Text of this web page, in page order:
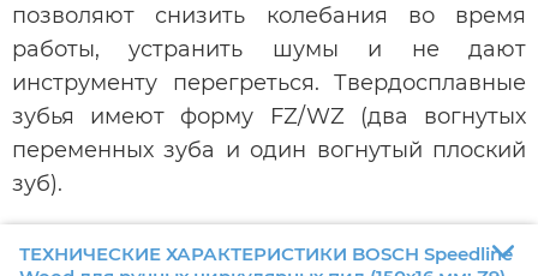
позволяют снизить колебания во время
работы, устранить шумы и не дают
инструменту перегреться. Твердосплавные
зубья имеют форму FZ/WZ (два вогнутых
переменных зуба и один вогнутый плоский
зуб).
ТЕХНИЧЕСКИЕ ХАРАКТЕРИСТИКИ BOSCH Speedline